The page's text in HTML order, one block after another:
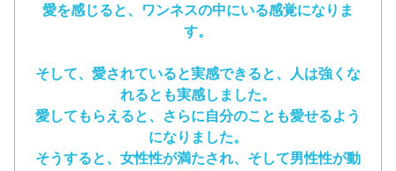
愛を感じると、ワンネスの中にいる感覚になりま
す。
そして、愛されていると実感できると、人は強くな
れるとも実感しました。
愛してもらえると、さらに自分のことも愛せるよう
になりました。
そうすると、女性性が満たされ、そして男性性が動